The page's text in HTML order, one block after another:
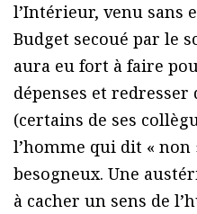
l’Intérieur, venu sans
Budget secoué par le
aura eu fort à faire
dépenses et
(certains de ses
l’homme qui dit «
besogneux. Une
à cacher un sens de